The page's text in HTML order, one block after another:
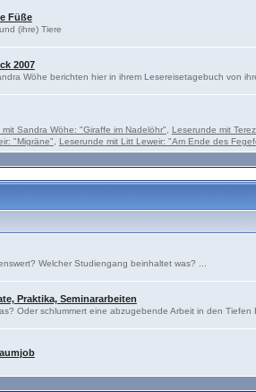
Füße
(ihre) Tiere
2007
Wöhe berichten hier in ihrem Lesereisetagebuch von
Sandra Wöhe: "Giraffe im Nadelöhr"
Leserunde mit
"Migräne"
Leserunde mit Litt Leweir: "Am Ende des
Welcher Studiengang beinhaltet was? ...
Praktika, Seminararbeiten
Oder schlummert eine abzugebende Arbeit in den Tiefen